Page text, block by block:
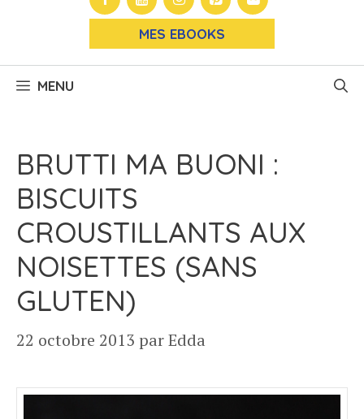
MES EBOOKS
MENU
BRUTTI MA BUONI :
BISCUITS
CROUSTILLANTS AUX
NOISETTES (SANS
GLUTEN)
22 octobre 2013 parEdda